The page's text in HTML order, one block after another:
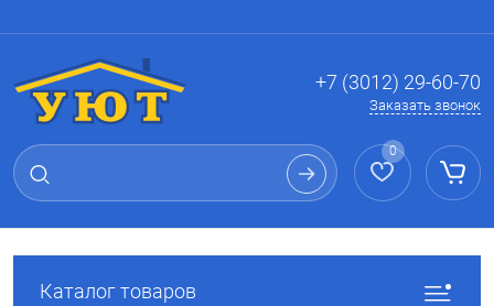
+7 (3012) 29-60-70
Заказать звонок
0
Каталог товаров